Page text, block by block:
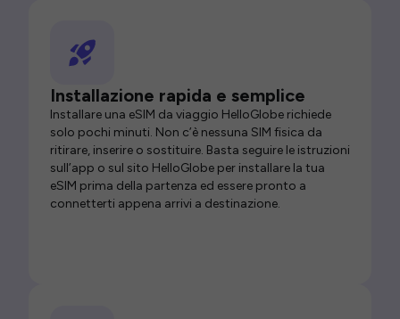
Installazione rapida e semplice
Installare una eSIM da viaggio HelloGlobe richiede
solo pochi minuti. Non c’è nessuna SIM fisica da
ritirare, inserire o sostituire. Basta seguire le istruzioni
sull’app o sul sito HelloGlobe per installare la tua
eSIM prima della partenza ed essere pronto a
connetterti appena arrivi a destinazione.